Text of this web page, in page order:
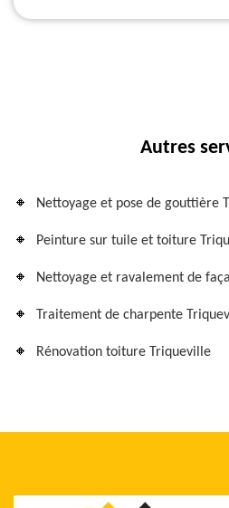
Autres
Nettoyage et pose de gouttière
Peinture sur tuile et toiture
Nettoyage et ravalement de
Traitement de charpente
Rénovation toiture Triqueville